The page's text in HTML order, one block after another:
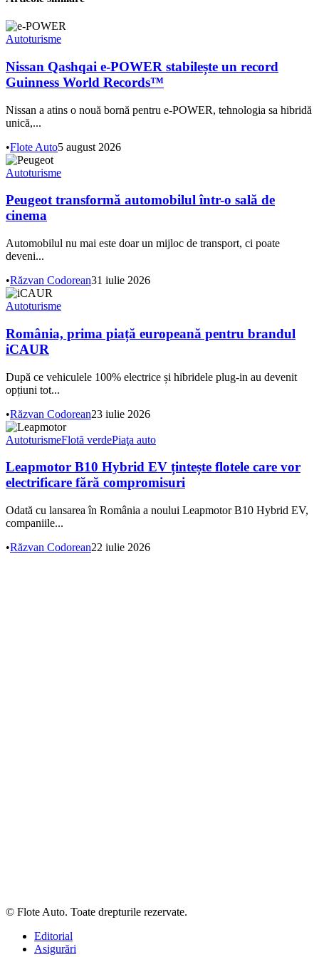
Autoturisme
Nissan Qashqai e-POWER stabilește un record
Guinness World Records™
Nissan a atins o nouă bornă pentru e-POWER, tehnologia sa hibridă
unică,...
•Flote Auto5 august 2026
Autoturisme
Peugeot transformă automobilul într-o sală de
cinema
Automobilul nu mai este doar un mijloc de transport, ci poate
deveni...
•Răzvan Codorean31 iulie 2026
Autoturisme
România, prima piață europeană pentru brandul
iCAUR
După ce vehiculele 100% electrice și hibridele plug-in au devenit
opțiuni tot...
•Răzvan Codorean23 iulie 2026
AutoturismeFlotă verdePiaţa auto
Leapmotor B10 Hybrid EV țintește flotele care vor
electrificare fără compromisuri
Odată cu lansarea în România a noului Leapmotor B10 Hybrid EV,
companiile...
•Răzvan Codorean22 iulie 2026
© Flote Auto. Toate drepturile rezervate.
Editorial
Asigurări